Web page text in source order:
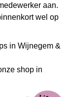
aan.
wel op
in Wijnegem &
shop in